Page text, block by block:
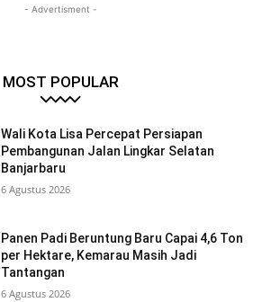
- Advertisment -
MOST POPULAR
Wali Kota Lisa Percepat Persiapan
Pembangunan Jalan Lingkar Selatan
Banjarbaru
6 Agustus 2026
Panen Padi Beruntung Baru Capai 4,6 Ton
per Hektare, Kemarau Masih Jadi
Tantangan
6 Agustus 2026